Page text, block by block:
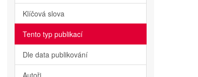
Klíčová slova
Tento typ publikací
Dle data publikování
Autoři